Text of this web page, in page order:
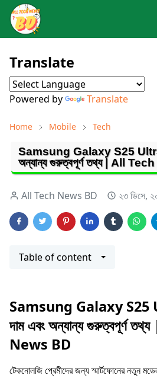
Translate
Powered by Translate
Home Mobile Tech
Samsung Galaxy S25 Ultra:
অন্যান্য গুরুত্বপূর্ণ তথ্য | All
All Tech News BD ২৩ ডিসে,
Table of content
Samsung Galaxy S25
দাম এবং অন্যান্য গুরুত্বপূর্ণ
News BD
টেকনোলজি প্রেমীদের জন্য স্মার্টফোনের নতুন